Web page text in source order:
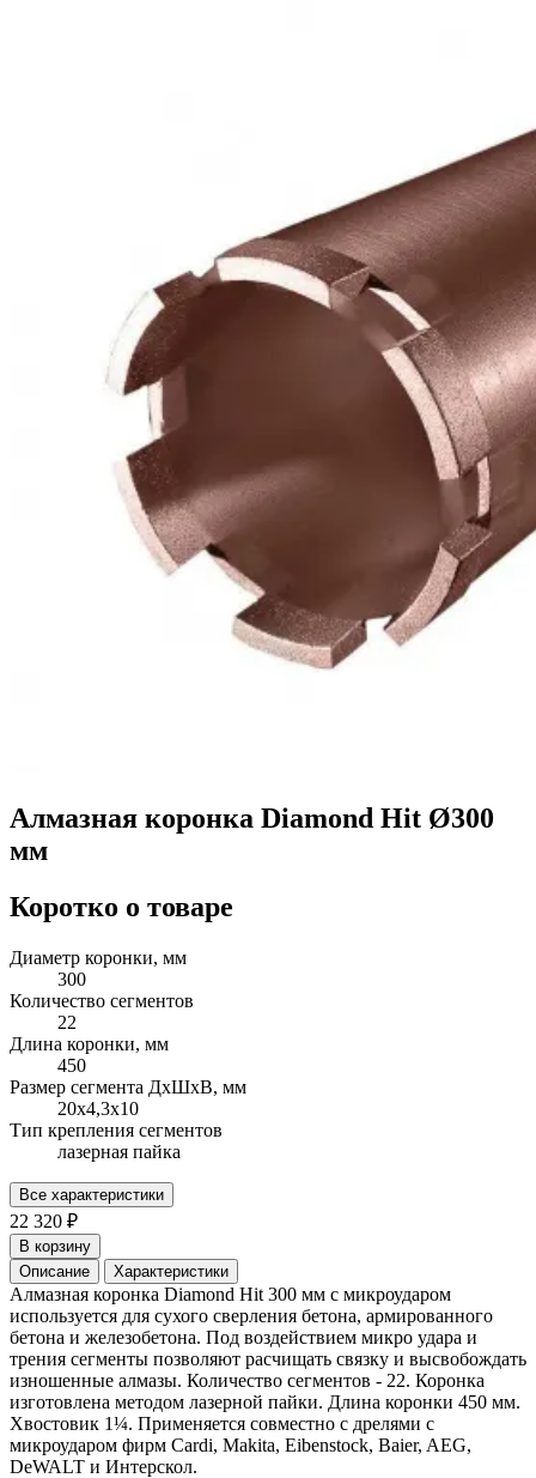
Алмазная коронка Diamond Hit Ø300
мм
Коротко о товаре
Диаметр коронки, мм
300
Количество сегментов
22
Длина коронки, мм
450
Размер сегмента ДхШхВ, мм
20х4,3х10
Тип крепления сегментов
лазерная пайка
Все характеристики
22 320 ₽
В корзину
Описание
Характеристики
Алмазная коронка Diamond Hit 300 мм с микроударом
используется для сухого сверления бетона, армированного
бетона и железобетона. Под воздействием микро удара и
трения сегменты позволяют расчищать связку и высвобождать
изношенные алмазы. Количество сегментов - 22. Коронка
изготовлена методом лазерной пайки. Длина коронки 450 мм.
Хвостовик 1¼. Применяется совместно с дрелями с
микроударом фирм Cardi, Makita, Eibenstock, Baier, AEG,
DeWALT и Интерскол.